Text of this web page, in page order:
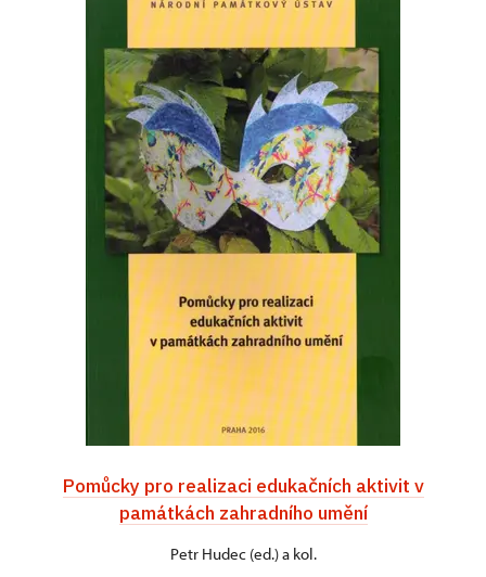
Pomůcky pro realizaci edukačních aktivit v
památkách zahradního umění
Petr Hudec (ed.) a kol.